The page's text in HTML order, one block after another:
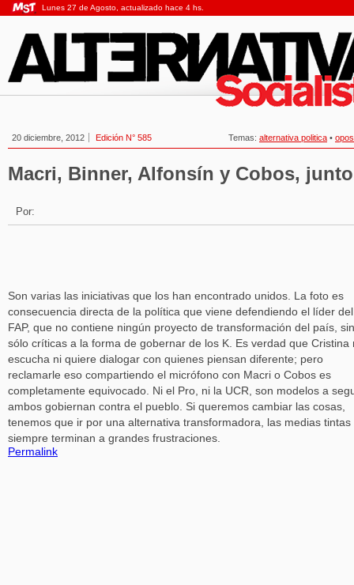
Lunes 27 de Agosto, actualizado hace 4 hs.
20 diciembre, 2012 Edición N° 585 Temas: alternativa politica •
Macri, Binner, Alfonsín y Cobos,
Por:
Son varias las iniciativas que los han encontrado unidos. La foto es
consecuencia directa de la política que viene defendiendo el líder del
FAP, que no contiene ningún proyecto de transformación del país,
sólo críticas a la forma de gobernar de los K. Es verdad que Cristina
escucha ni quiere dialogar con quienes piensan diferente; pero
reclamarle eso compartiendo el micrófono con Macri o Cobos es
completamente equivocado. Ni el Pro, ni la UCR, son modelos a
ambos gobiernan contra el pueblo. Si queremos cambiar las cosas,
tenemos que ir por una alternativa transformadora, las medias tintas
siempre terminan a grandes frustraciones.
Permalink